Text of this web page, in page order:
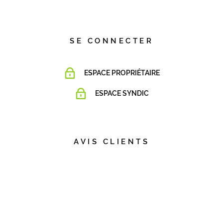
SE CONNECTER
ESPACE PROPRIÉTAIRE
ESPACE SYNDIC
AVIS CLIENTS